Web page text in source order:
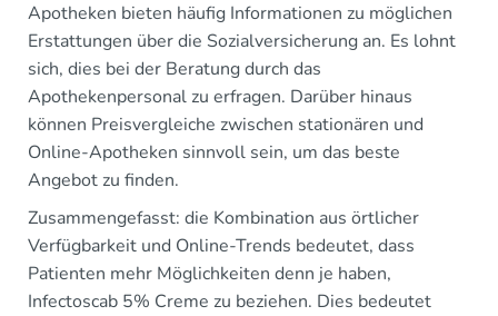
Apotheken bieten häufig Informationen zu möglichen
Erstattungen über die Sozialversicherung an. Es lohnt
sich, dies bei der Beratung durch das
Apothekenpersonal zu erfragen. Darüber hinaus
können Preisvergleiche zwischen stationären und
Online-Apotheken sinnvoll sein, um das beste
Angebot zu finden.
Zusammengefasst: die Kombination aus örtlicher
Verfügbarkeit und Online-Trends bedeutet, dass
Patienten mehr Möglichkeiten denn je haben,
Infectoscab 5% Creme zu beziehen. Dies bedeutet